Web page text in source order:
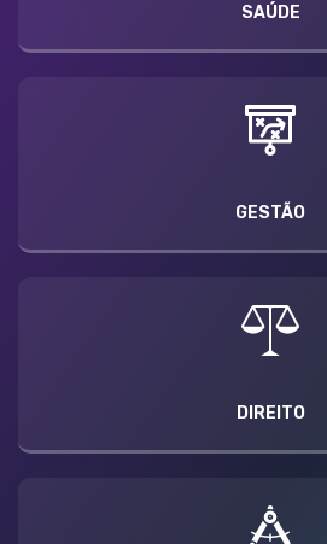
SAÚDE
GESTÃO
DIREITO